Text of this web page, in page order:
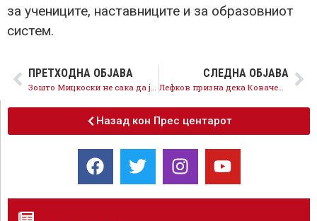
за учениците, наставниците и за образовниот
систем.
ПРЕТХОДНА ОБЈАВА СЛЕДНА ОБЈАВА
Лефков призна дека Ковачевски нема поврзаност со фирмата, очајни се фабрикувањата на ВМРО ДПМНЕ
Назад кон Прес центарот